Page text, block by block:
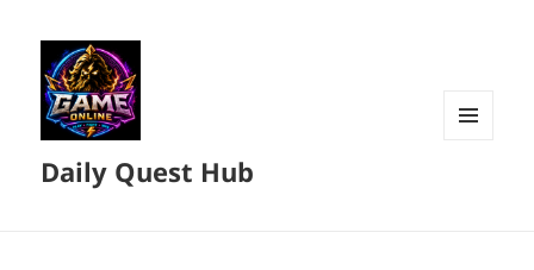
Daily Quest Hub